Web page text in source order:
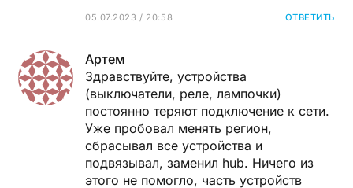
05.07.2023 / 20:58 ОТВЕТИТЬ
Артем
Здравствуйте, устройства
(выключатели, реле, лампочки)
постоянно теряют подключение к сети.
Уже пробовал менять регион,
сбрасывал все устройства и
подвязывал, заменил hub. Ничего из
этого не помогло, часть устройств